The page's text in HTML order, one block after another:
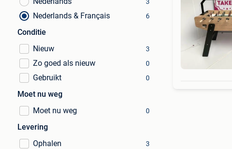
Nederlands & Français 6
Conditie
Nieuw
3
Zo goed als nieuw 0
Gebruikt 0
Moet nu weg
Moet nu weg
0
Levering
Ophalen
3